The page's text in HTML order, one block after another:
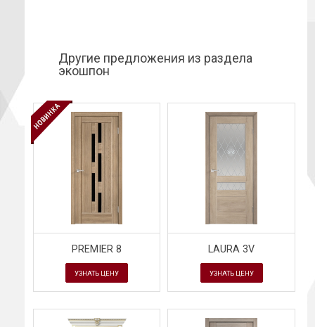
Другие предложения из раздела
экошпон
PREMIER 8
УЗНАТЬ ЦЕНУ
LAURA 3V
УЗНАТЬ ЦЕНУ